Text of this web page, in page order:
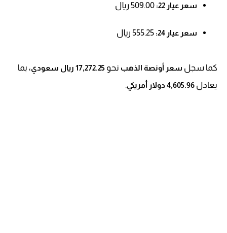
سعر عيار 22:
سعر عيار 24:
كما سجل سعر أونصة الذهب نحو 17,272.25 ريال سعودي
، بما
يعادل 4,605.96 دولار أمريكي .